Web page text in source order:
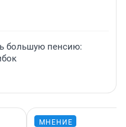
большую пенсию:
МНЕНИЕ